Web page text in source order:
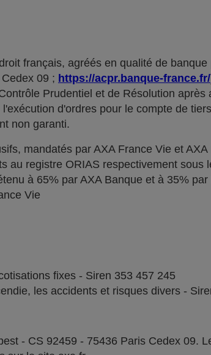
français, agréés en qualité de banque
09 ; https://acpr.banque-france.fr/
Prudentiel et de Résolution après
d'ordres pour le compte de
non garanti.
mandatés par AXA France Vie et AXA
au registre ORIAS respectivement sous
à 65% par AXA Banque et à 35% par
Vie
fixes - Siren 353 457 245
les accidents et risques divers -
- CS 92459 - 75436 Paris Cedex 09.